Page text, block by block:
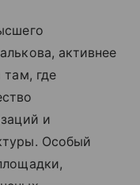
активнее
там, где
и
Особый